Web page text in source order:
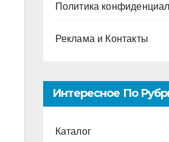
Политика
Реклама и Контакты
Интересное По
Каталог